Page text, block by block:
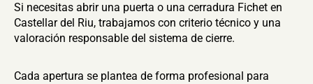
Si necesitas abrir una puerta o una cerradura Fichet en
Castellar del Riu, trabajamos con criterio técnico y una
valoración responsable del sistema de cierre.
Cada apertura se plantea de forma profesional para